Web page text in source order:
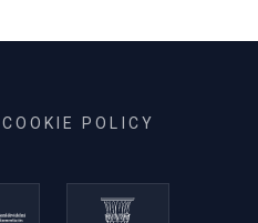
COOKIE POLICY